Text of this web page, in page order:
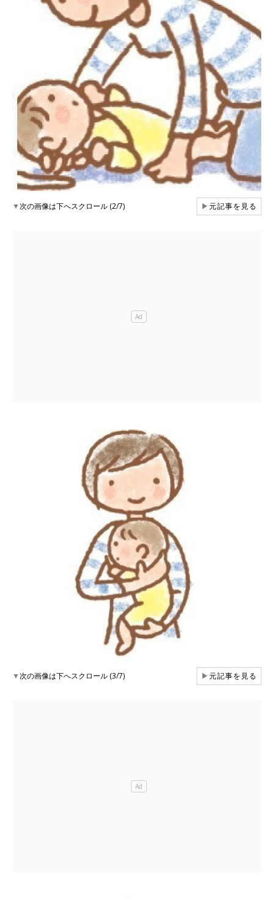
▼次の画像は下へスクロール (2/7) ▶元記事を見る
▼次の画像は下へスクロール (3/7) ▶元記事を見る